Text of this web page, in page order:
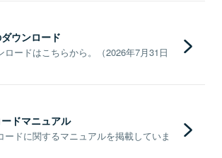
ウンロード
ロードはこちらから。（2026年7月31日
ドマニュアル
ードに関するマニュアルを掲載していま